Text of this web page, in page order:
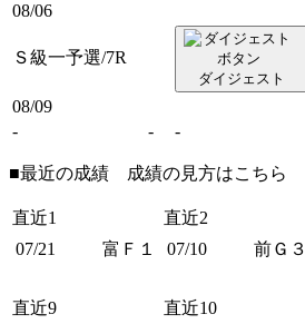
08/06
Ｓ級一予選/7R
ダイジェスト
08/09
-
- -
■最近の成績 成績の見方はこちら
直近1 直近2
07/21
富Ｆ１ 07/10 前Ｇ３
直近9 直近10